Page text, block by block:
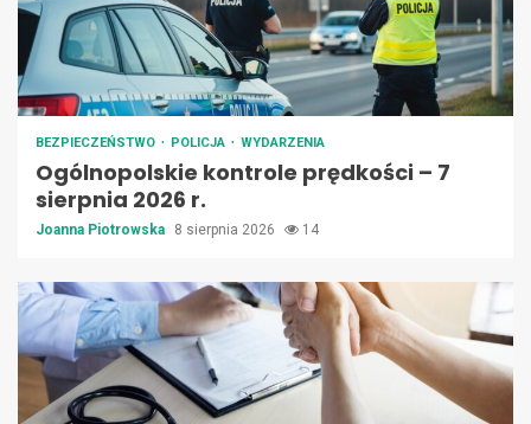
BEZPIECZEŃSTWO POLICJA WYDARZENIA
Ogólnopolskie kontrole prędkości – 7
sierpnia 2026 r.
Joanna Piotrowska 8 sierpnia 2026 14